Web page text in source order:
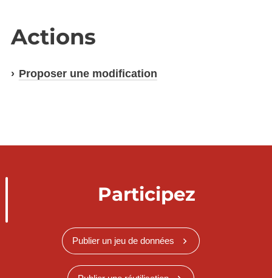
Actions
Proposer une modification
Participez
Publier un jeu de données